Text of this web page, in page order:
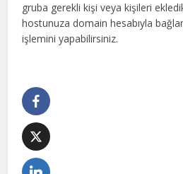
gruba gerekli kişi veya kişileri
hostunuza domain hesabıyla
işlemini yapabilirsiniz.